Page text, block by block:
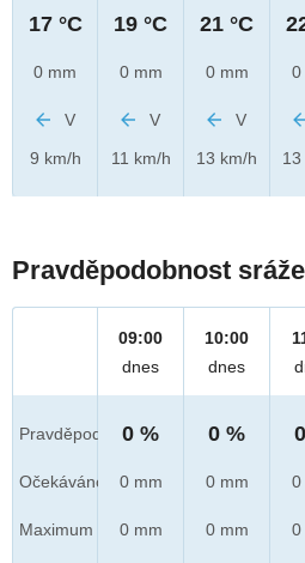
17 °C
0 mm
V
9 km/h
19 °C
0 mm
V
11 km/h
21 °C
0 mm
V
13 km/h
0
13
Pravděpodobnost
Pravděpod.
Očekáváno
Maximum
09:00
dnes
0 %
0 mm
0 mm
10:00
dnes
0 %
0 mm
0 mm
0
0